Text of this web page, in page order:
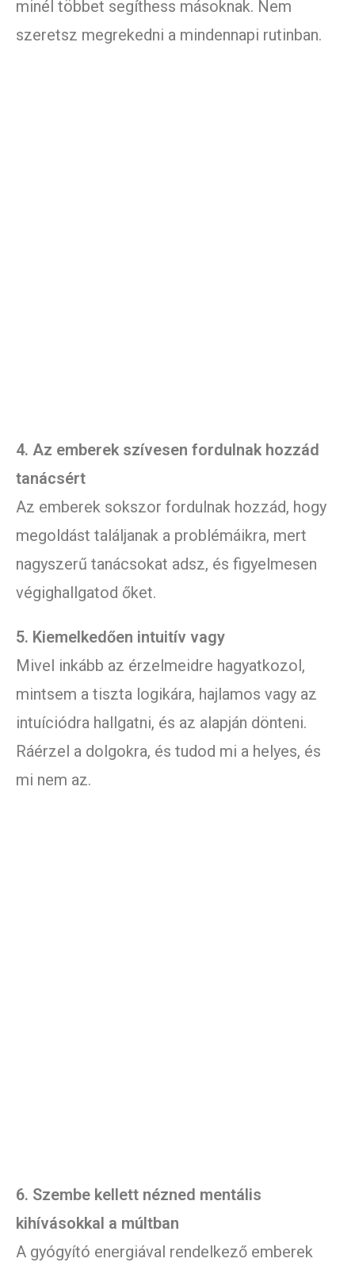
minél többet segíthess másoknak. Nem
szeretsz megrekedni a mindennapi rutinban.
4. Az emberek szívesen fordulnak hozzád
tanácsért
Az emberek sokszor fordulnak hozzád, hogy
megoldást találjanak a problémáikra, mert
nagyszerű tanácsokat adsz, és figyelmesen
végighallgatod őket.
5. Kiemelkedően intuitív vagy
Mivel inkább az érzelmeidre hagyatkozol,
mintsem a tiszta logikára, hajlamos vagy az
intuíciódra hallgatni, és az alapján dönteni.
Ráérzel a dolgokra, és tudod mi a helyes, és
mi nem az.
6. Szembe kellett nézned mentális
kihívásokkal a múltban
A gyógyító energiával rendelkező emberek